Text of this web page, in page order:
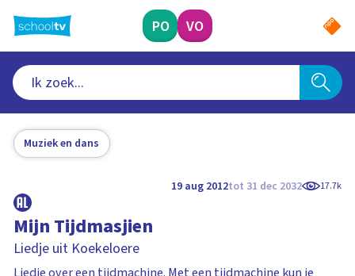
naar
hoofdinhoud
PO VO
Muziek en dans
19 aug 2012tot 31 dec 2032 17.7k
Mijn Tijdmasjien
Liedje uit Koekeloere